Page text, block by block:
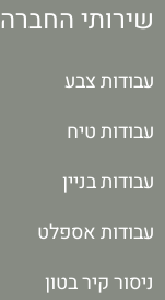
שירותי החברה
עבודות צבע
עבודות טיח
עבודות בניין
עבודות אספלט
ניסור קיר בטון